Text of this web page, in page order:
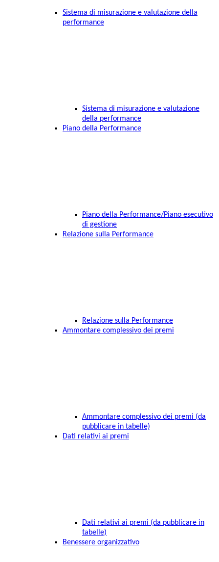
Sistema di misurazione e valutazione della
performance
Sistema di misurazione e valutazione
della performance
Piano della Performance
Piano della Performance/Piano esecutivo
di gestione
Relazione sulla Performance
Relazione sulla Performance
Ammontare complessivo dei premi
Ammontare complessivo dei premi (da
pubblicare in tabelle)
Dati relativi ai premi
Dati relativi ai premi (da pubblicare in
tabelle)
Benessere organizzativo